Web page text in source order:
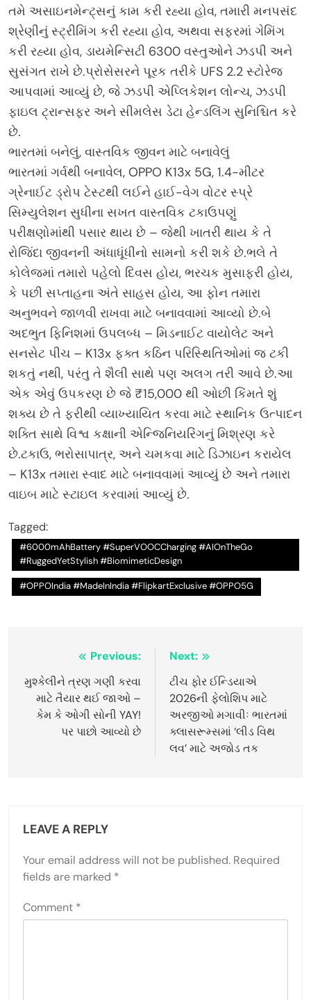
તમે અસાઇનમેન્ટ્સનું કામ કરી રહ્યા હોવ, તમારી મનપસંદ
શ્રેણીનું સ્ટ્રીમિંગ કરી રહ્યા હોવ, અથવા સફરમાં ગેમિંગ
કરી રહ્યા હોવ, ડાયમેન્સિટી 6300 વસ્તુઓને ઝડપી અને
સુસંગત રાખે છે.પ્રોસેસરને પૂરક તરીકે UFS 2.2 સ્ટોરેજ
આપવામાં આવ્યું છે, જે ઝડપી એપ્લિકેશન લોન્ચ, ઝડપી
ફાઇલ ટ્રાન્સફર અને સીમલેસ ડેટા હેન્ડલિંગ સુનિશ્ચિત કરે
છે.
ભારતમાં બનેલું, વાસ્તવિક જીવન માટે બનાવેલું
ભારતમાં ગર્વથી બનાવેલ, OPPO K13x 5G, 1.4-મીટર
ગ્રેનાઈટ ડ્રોપ ટેસ્ટથી લઈને હાઈ-વેગ વોટર સ્પ્રે
સિમ્યુલેશન સુધીના સખત વાસ્તવિક ટકાઉપણું
પરીક્ષણોમાંથી પસાર થાય છે – જેથી ખાતરી થાય કે તે
રોજિંદા જીવનની અંધાધૂંધીનો સામનો કરી શકે છે.ભલે તે
કોલેજમાં તમારો પહેલો દિવસ હોય, ભરચક મુસાફરી હોય,
કે પછી સપ્તાહના અંતે સાહસ હોય, આ ફોન તમારા
અનુભવને જાળવી રાખવા માટે બનાવવામાં આવ્યો છે.બે
અદભુત ફિનિશમાં ઉપલબ્ધ – મિડનાઈટ વાયોલેટ અને
સનસેટ પીચ – K13x ફક્ત કઠિન પરિસ્થિતિઓમાં જ ટકી
શકતું નથી, પરંતુ તે શૈલી સાથે પણ અલગ તરી આવે છે.આ
એક એવું ઉપકરણ છે જે ₹15,000 થી ઓછી કિંમતે શું
શક્ય છે તે ફરીથી વ્યાખ્યાયિત કરવા માટે સ્થાનિક ઉત્પાદન
શક્તિ સાથે વિશ્વ કક્ષાની એન્જિનિયરિંગનું મિશ્રણ કરે
છે.ટકાઉ, ભરોસાપાત્ર, અને ચમકવા માટે ડિઝાઇન કરાયેલ
– K13x તમારા સ્વાદ માટે બનાવવામાં આવ્યું છે અને તમારા
વાઇબ માટે સ્ટાઇલ કરવામાં આવ્યું છે.
Tagged:
#6000mAhBattery #SuperVOOCCharging #AIOnTheGo
#RuggedYetStylish #BiomimeticDesign
#OPPOIndia #MadeInIndia #FlipkartExclusive #OPPO5G
navigation
Previous:
મુશ્કેલીને ત્રણ ગણી કરવા
માટે તૈયાર થઈ જાઓ –
કેમ કે ઓગી સોની YAY!
પર પાછો આવ્યો છે
Next:
ટીચ ફોર ઈન્ડિયાએ
2026ની ફેલોશિપ માટે
અરજીઓ મગાવીઃ ભારતમાં
ક્લાસરૂમ્સમાં ‘લીડ વિથ
લવ’ માટે અજોડ તક
LEAVE A REPLY
Your email address will not be published. Required
fields are marked *
Comment *